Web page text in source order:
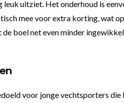
uitziet. Het onderhoud is
mee voor extra korting, wat
boel net even minder
voor jonge vechtsporters